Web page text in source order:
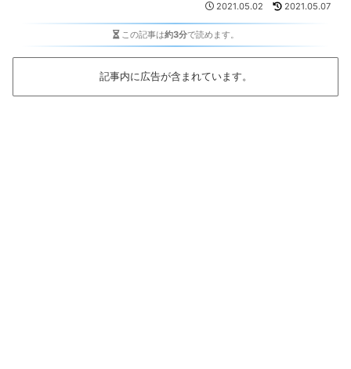
2021.05.02 2021.05.07
この記事は約3分で読めます。
記事内に広告が含まれています。